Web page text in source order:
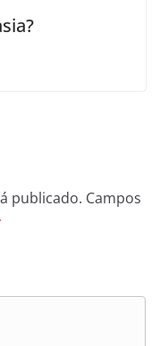
publicado. Campos